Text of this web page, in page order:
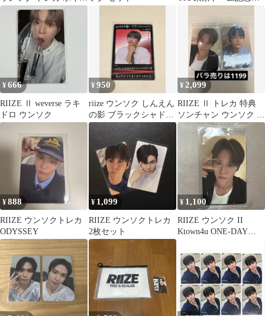
キーホルダー
¥666
RIIZE Ⅱ weverse ラキ
ドロ ウンソク
¥950
riize ウンソク しんえん
の影 ブラックシャドウ
トレカ
¥ 2,099
RIIZE Ⅱ トレカ 特典
ソンチャン ウンソク ヨ
ンウォンズ Ktown4u
¥888
RIIZE ウンソクトレカ
ODYSSEY
¥ 1,099
RIIZE ウンソクトレカ
2枚セット
¥ 1,100
RIIZE ウンソク II
Ktown4u ONE-DAY